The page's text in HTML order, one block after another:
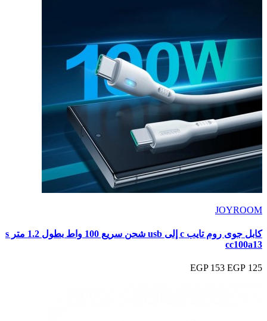
JOYROOM
كابل جوى روم تايب c إلى usb شحن سريع 100 واط بطول 1.2 متر s
cc100a13
125 EGP
153 EGP